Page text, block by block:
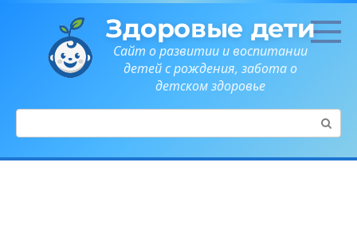
Здоровые дети
Сайт о развитии и воспитании
детей с рождения, забота о
детском здоровье
Поиск: